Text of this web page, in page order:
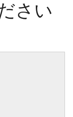
さい